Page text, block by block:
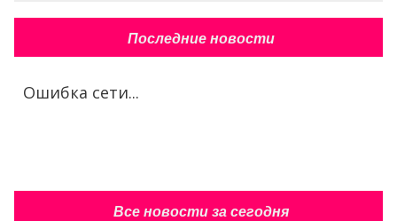
Последние новости
Ошибка сети...
Все новости за сегодня